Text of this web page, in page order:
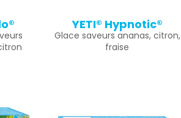
YETI® Hypnotic®
Glace saveurs ananas, citron,
fraise